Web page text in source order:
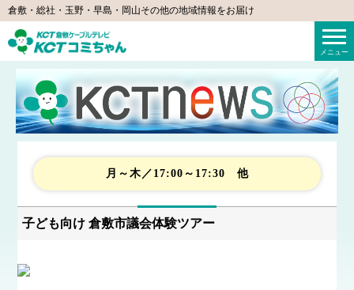
倉敷・総社・玉野・早島・岡山その他の地域情報をお届け
KCTコミちゃん（倉敷ケーブルテレビ）
メニュー
月～木／17:00～17:30 他
子ども向け 倉敷市議会体験ツアー